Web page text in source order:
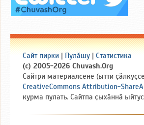
Сайт пирки | Пулӑшу | Статистика
(c) 2005-2026 Chuvash.Org
Сайтри материалсене (ытти
CreativeCommons Attribution-
курма пулать. Сайтпа ҫыхӑннӑ